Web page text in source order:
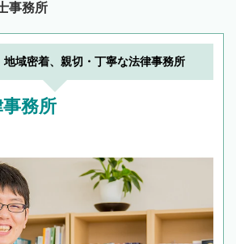
事務所
地域密着、親切・丁寧な法律事務所
務所